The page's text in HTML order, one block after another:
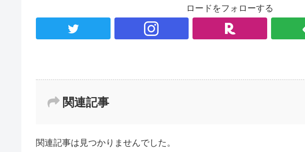
ロードをフォローする
関連記事
関連記事は見つかりませんでした。